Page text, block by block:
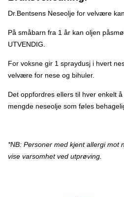
«gammelmannsnese»-rhinitis
særlig eldre – plages ofte med
situasjoner er når man går ut fra et
ikke å regulere vannhusholdningen
sekret fra nesa. Er neseoljen trygg å bruke? Etter mange år som
annet postoperative ubehag og
Etter år med eksperimentering på
også hundrevis av pasientene hans
er tilgjengelig for oss her i Norge.
Dr.Bentsens Neseolje for velvære
På småbarn fra 1 år kan oljen
UTVENDIG.
For voksne gir 1 spraydusj i hvert
velvære for nese og bihuler.
Det oppfordres ellers til hver enkelt
mengde neseolje som føles
*NB: Personer med kjent allergi mot
vise varsomhet ved utprøving.